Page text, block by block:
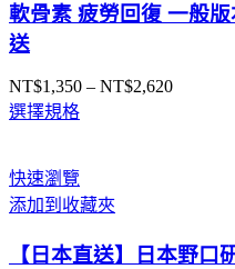
軟骨素 疲勞回復 一般
送
NT$1,350 – NT$2,620價
選擇規格
快速瀏覽
添加到收藏夾
【日本直送】日本野口